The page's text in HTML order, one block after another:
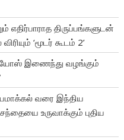
எதிர்பாராத திருப்பங்களுடன்
‘மூடர் கூடம் 2’
இணைந்து வழங்கும்
வரை இந்திய
உருவாக்கும் புதிய